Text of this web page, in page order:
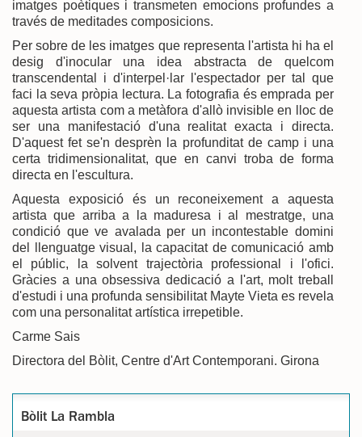
imatges poètiques i transmeten emocions profundes a
través de meditades composicions.
Per sobre de les imatges que representa l'artista hi ha el
desig d'inocular una idea abstracta de quelcom
transcendental i d'interpel·lar l'espectador per tal que
faci la seva pròpia lectura. La fotografia és emprada per
aquesta artista com a metàfora d'allò invisible en lloc de
ser una manifestació d'una realitat exacta i directa.
D'aquest fet se'n desprèn la profunditat de camp i una
certa tridimensionalitat, que en canvi troba de forma
directa en l'escultura.
Aquesta exposició és un reconeixement a aquesta
artista que arriba a la maduresa i al mestratge, una
condició que ve avalada per un incontestable domini
del llenguatge visual, la capacitat de comunicació amb
el públic, la solvent trajectòria professional i l'ofici.
Gràcies a una obsessiva dedicació a l'art, molt treball
d'estudi i una profunda sensibilitat Mayte Vieta es revela
com una personalitat artística irrepetible.
Carme Sais
Directora del Bòlit, Centre d'Art Contemporani. Girona
Bòlit La Rambla